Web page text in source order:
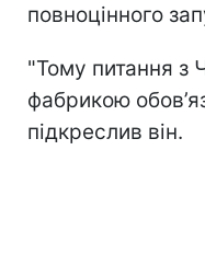
повноцінного
"Тому питання з
фабрикою
підкреслив він.